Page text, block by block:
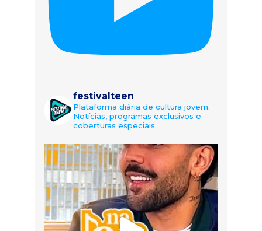
festivalteen
Plataforma diária de cultura jovem.
Notícias, programas exclusivos e
coberturas especiais.